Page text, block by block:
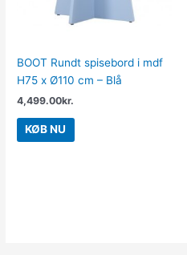
BOOT Rundt spisebord i mdf
H75 x Ø110 cm – Blå
4,499.00kr.
KØB NU